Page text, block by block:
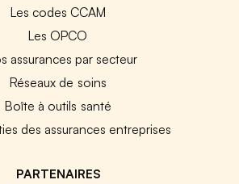
Les codes CCAM
Les OPCO
assurances par secteur
Réseaux de soins
Boîte à outils santé
des assurances entreprises
PARTENAIRES